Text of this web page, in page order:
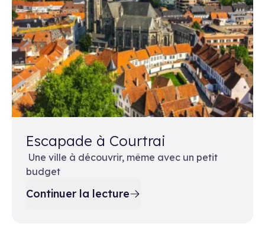
Escapade à Courtrai
Une ville à découvrir, même avec un petit
budget
Continuer la lecture